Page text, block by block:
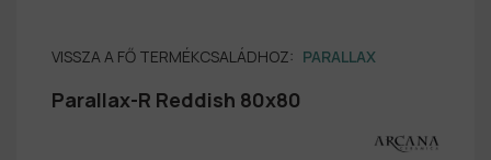
VISSZA A FŐ TERMÉKCSALÁDHOZ: PARALLAX
Parallax-R Reddish 80x80